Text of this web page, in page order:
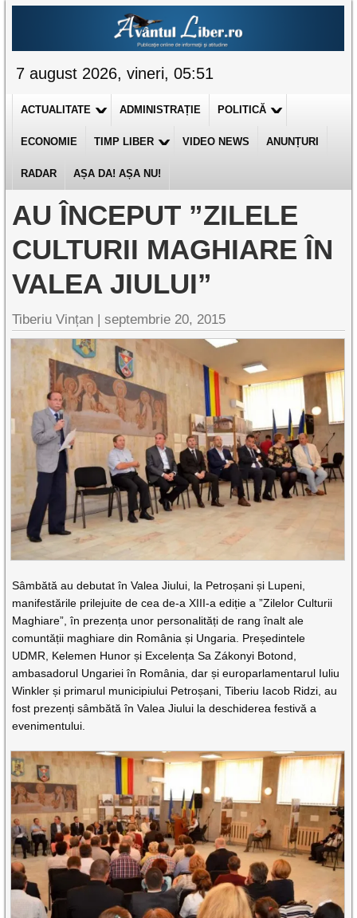
7 august 2026, vineri, 05:51
ACTUALITATE ADMINISTRAȚIE POLITICĂ
ECONOMIE TIMP LIBER VIDEO NEWS ANUNȚURI
RADAR AȘA DA! AȘA NU!
AU ÎNCEPUT ”ZILELE
CULTURII MAGHIARE ÎN
VALEA JIULUI”
Tiberiu Vințan |septembrie 20, 2015
Sâmbătă au debutat în Valea Jiului, la Petroșani și Lupeni,
manifestările prilejuite de cea de-a XIII-a ediție a ”Zilelor Culturii
Maghiare”, în prezența unor personalități de rang înalt ale
comuntății maghiare din România și Ungaria. Președintele
UDMR, Kelemen Hunor și Excelența Sa Zákonyi Botond,
ambasadorul Ungariei în România, dar și europarlamentarul Iuliu
Winkler și primarul municipiului Petroșani, Tiberiu Iacob Ridzi, au
fost prezenți sâmbătă în Valea Jiului la deschiderea festivă a
evenimentului.